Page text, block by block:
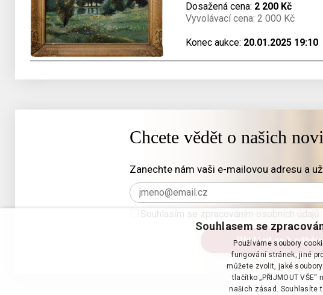
Dosažená cena: 2 200 Kč
Vyvolávací cena: 2 000 Kč
Konec aukce: 20.01.2025 19:10
Chcete vědět o našich
Zanechte nám vaši e-mailovou adresu a
Souhlasím se zpracováním osobních údajů
Souhlasem se
Používáme soubory
fungování stránek, jiné
můžete zvolit, jaké
tlačítko „PŘIJMOUT
našich zásad. Souhlasíte